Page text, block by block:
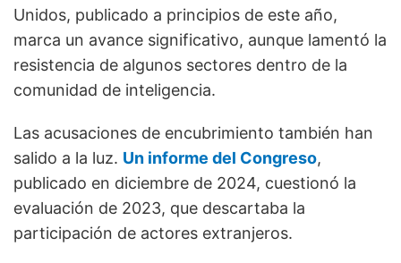
Unidos, publicado a principios de este año,
marca un avance significativo, aunque lamentó la
resistencia de algunos sectores dentro de la
comunidad de inteligencia.
Las acusaciones de encubrimiento también han
salido a la luz. Un informe del Congreso,
publicado en diciembre de 2024, cuestionó la
evaluación de 2023, que descartaba la
participación de actores extranjeros.